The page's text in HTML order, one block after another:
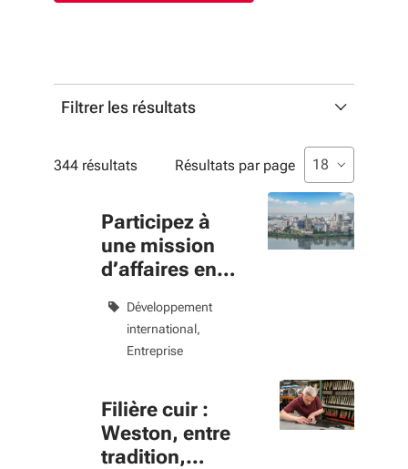
Filtrer les résultats
Profils
Liste multisélection. Utilisez les flèches pour
Thématiques
Thématique
344 résultats Résultats par page Liste de
sélectionné
18
Participez à
une mission
d’affaires en
Développement
international
Entreprise
Filière cuir :
Weston, entre
tradition,